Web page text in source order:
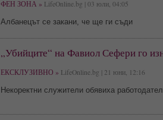
ФЕН ЗОНА » LifeOnline.bg | 03 юли, 04:05
Албанецът се закани, че ще ги съди
„Убийците“ на Фавиол Сефери го
ЕКСКЛУЗИВНО » LifeOnline.bg | 21 юни, 12:16
Некоректни служители обявиха